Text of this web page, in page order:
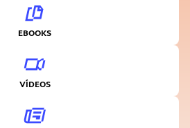
EBOOKS
VÍDEOS